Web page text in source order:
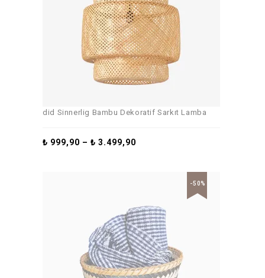
did Sinnerlig Bambu Dekoratif Sarkıt Lamba
₺ 999,90 –₺ 3.499,90
-50%